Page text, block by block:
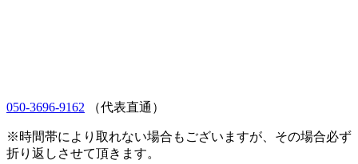
050-3696-9162 （代表直通）
※時間帯により取れない場合もございますが、その場合必ず
折り返しさせて頂きます。